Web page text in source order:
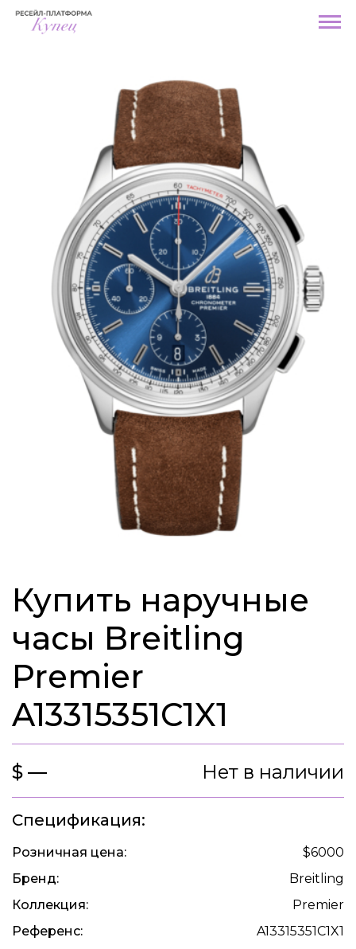
Купить наручные
часы Breitling
Premier
A13315351C1X1
$ — Нет в наличии
Спецификация:
Розничная цена:
$6000
Бренд:
Breitling
Коллекция:
Premier
Референс:
A13315351C1X1